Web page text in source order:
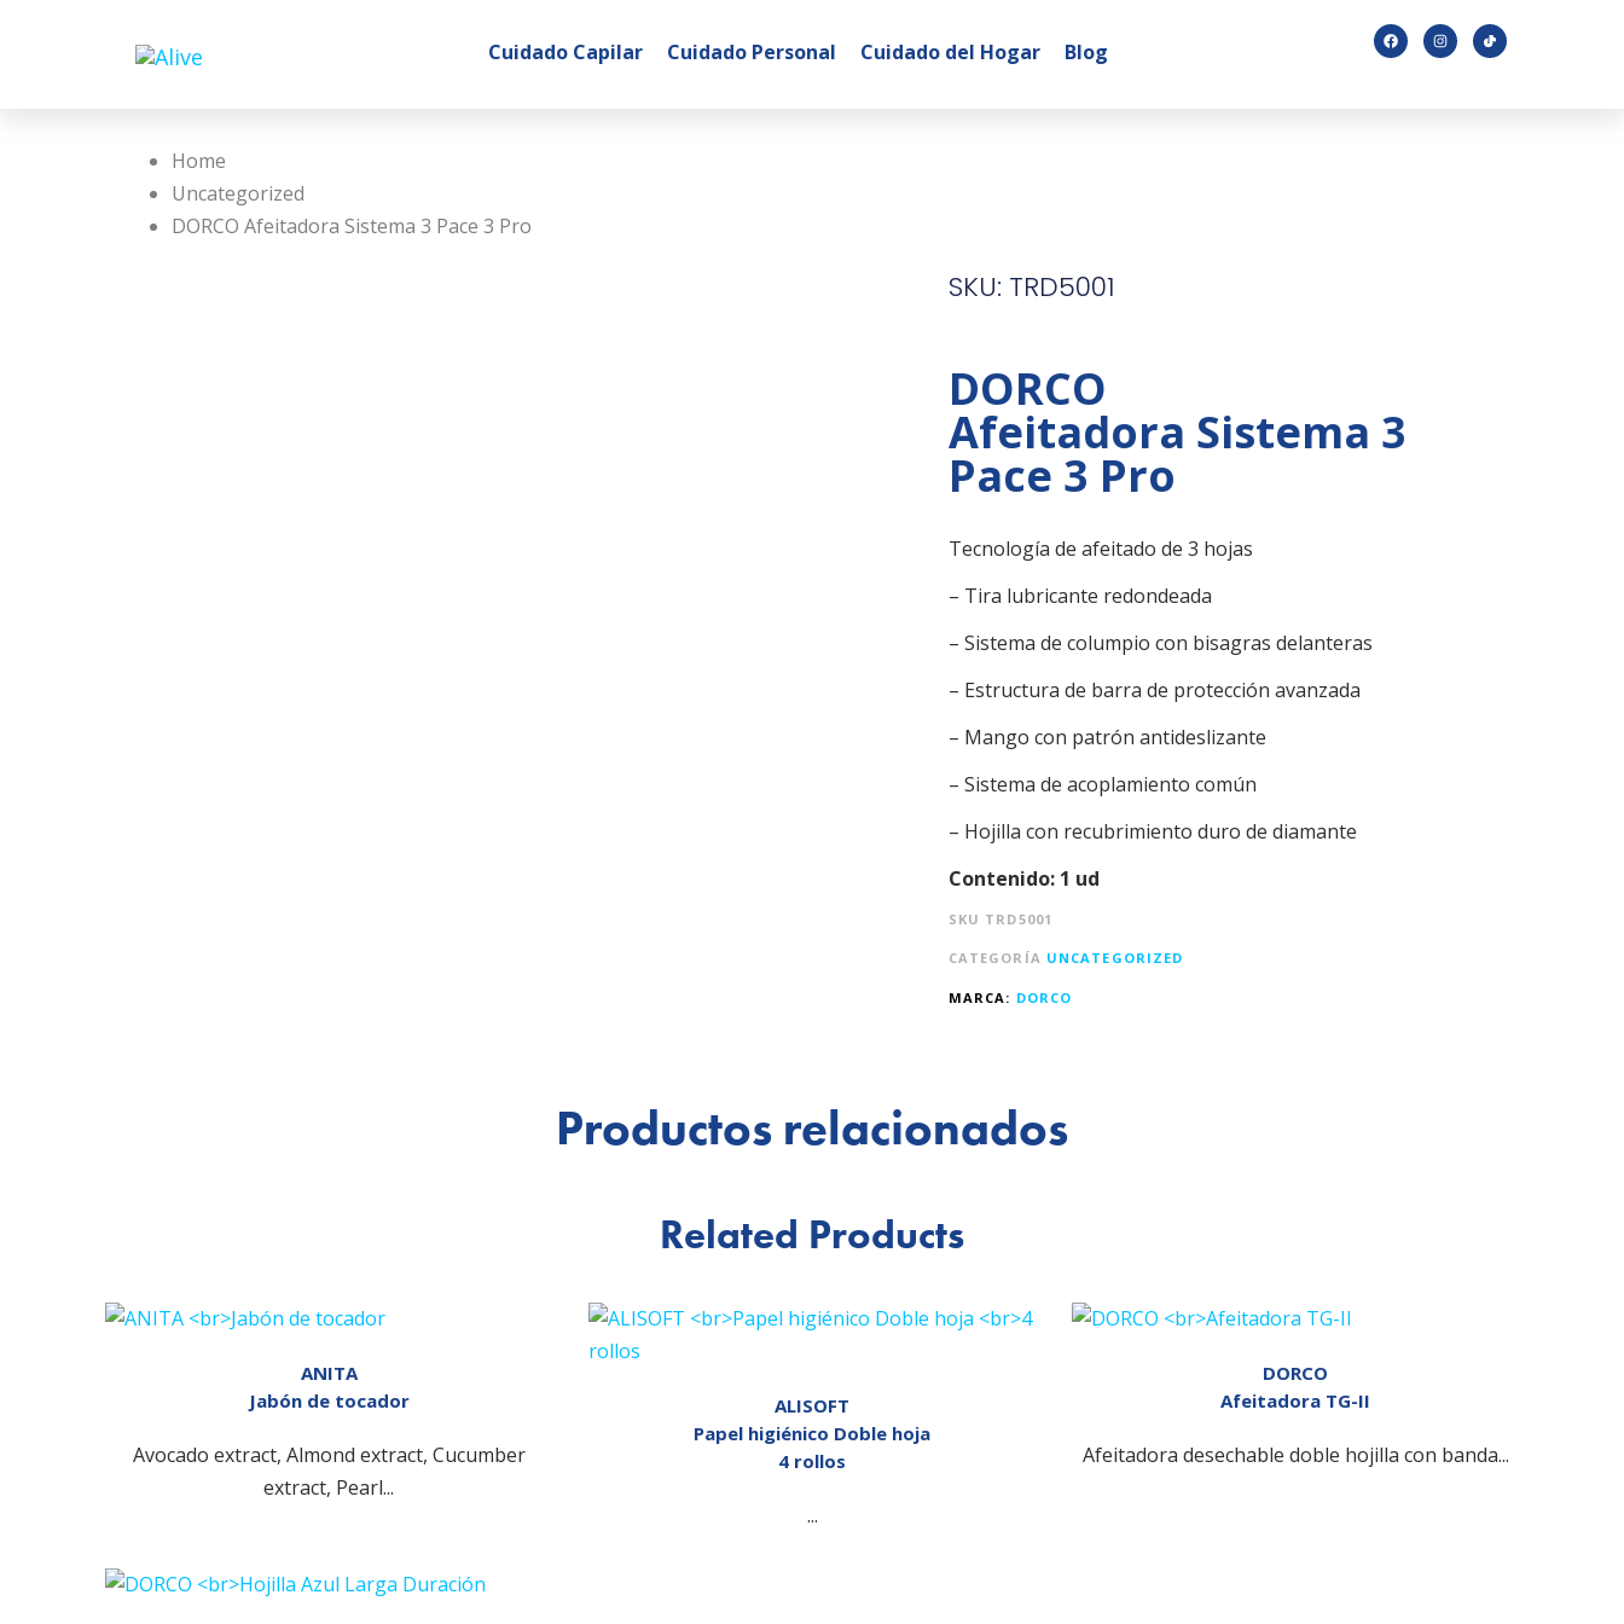
Cuidado Capilar Cuidado Personal Cuidado del Hogar Blog
Home
Uncategorized
DORCO Afeitadora Sistema 3 Pace 3 Pro
SKU: TRD5001
DORCO
Afeitadora Sistema 3
Pace 3 Pro
Tecnología de afeitado de 3 hojas
– Tira lubricante redondeada
– Sistema de columpio con bisagras delanteras
– Estructura de barra de protección avanzada
– Mango con patrón antideslizante
– Sistema de acoplamiento común
– Hojilla con recubrimiento duro de diamante
Contenido: 1 ud
SKU TRD5001
CATEGORÍA UNCATEGORIZED
MARCA: DORCO
Productos relacionados
Related Products
ANITA
Jabón de tocador
Avocado extract, Almond extract, Cucumber
extract, Pearl...
ALISOFT
Papel higiénico Doble hoja
4 rollos
...
DORCO
Afeitadora TG-II
Afeitadora desechable doble hojilla con banda...